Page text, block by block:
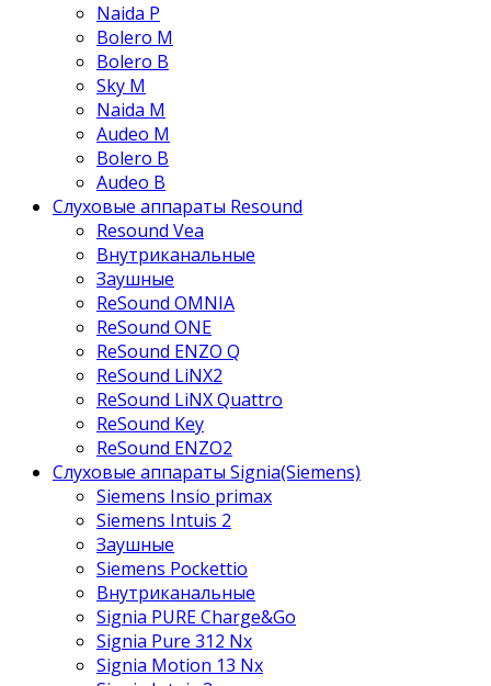
Naida P
Bolero M
Bolero B
Sky M
Naida M
Audeo М
Bolero B
Audeo B
Слуховые аппараты Resound
Resound Vea
Внутриканальные
Заушные
ReSound OMNIA
ReSound ONE
ReSound ENZO Q
ReSound LiNX2
ReSound LiNX Quattro
ReSound Key
ReSound ENZO2
Слуховые аппараты Signia(Siemens)
Siemens Insio primax
Siemens Intuis 2
Заушные
Siemens Pockettio
Внутриканальные
Signia PURE Charge&Go
Signia Pure 312 Nx
Signia Motion 13 Nx